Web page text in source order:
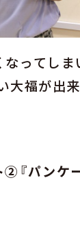
ってしま
福が出
『パンケ